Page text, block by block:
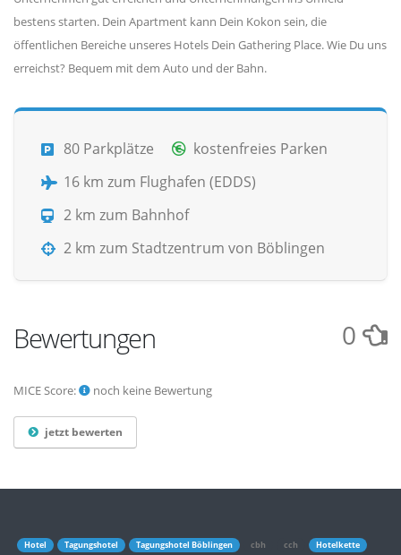
bestens starten. Dein Apartment kann Dein Kokon sein, die
öffentlichen Bereiche unseres Hotels Dein Gathering Place. Wie Du uns
erreichst? Bequem mit dem Auto und der Bahn.
80 Parkplätze
kostenfreies Parken
16 km zum Flughafen (EDDS)
2 km zum Bahnhof
2 km zum Stadtzentrum von Böblingen
Bewertungen 0
MICE Score: noch keine Bewertung
jetzt bewerten
Hotel Tagungshotel Tagungshotel Böblingen cbh cch Hotelkette